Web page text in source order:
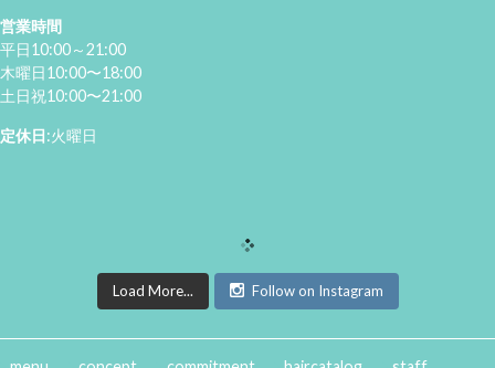
営業時間
平日10:00～21:00
木曜日10:00〜18:00
土日祝10:00〜21:00
定休日:火曜日
Load More... Follow on Instagram